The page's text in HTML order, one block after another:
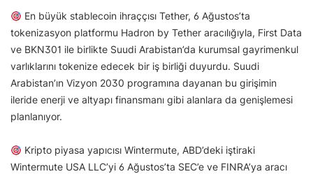
En büyük stablecoin ihraççısı Tether, 6 Ağustos’ta
tokenizasyon platformu Hadron by Tether aracılığıyla, First Data
ve BKN301 ile birlikte Suudi Arabistan’da kurumsal gayrimenkul
varlıklarını tokenize edecek bir iş birliği duyurdu. Suudi
Arabistan’ın Vizyon 2030 programına dayanan bu girişimin
ileride enerji ve altyapı finansmanı gibi alanlara da genişlemesi
planlanıyor.
Kripto piyasa yapıcısı Wintermute, ABD’deki iştiraki
Wintermute USA LLC’yi 6 Ağustos’ta SEC’e ve FINRA’ya aracı